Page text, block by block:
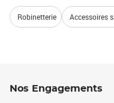
Robinetterie Accessoires
Nos Engagements